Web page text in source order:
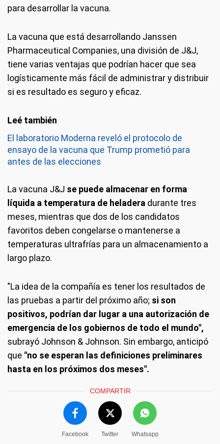
para desarrollar la vacuna.
La vacuna que está desarrollando Janssen
Pharmaceutical Companies, una división de J&J,
tiene varias ventajas que podrían hacer que sea
logísticamente más fácil de administrar y distribuir
si es resultado es seguro y eficaz.
El laboratorio Moderna reveló el protocolo de
ensayo de la vacuna que Trump prometió para
antes de las elecciones
La vacuna J&J se puede almacenar en forma
líquida a temperatura de heladera durante tres
meses, mientras que dos de los candidatos
favoritos deben congelarse o mantenerse a
temperaturas ultrafrías para un almacenamiento a
largo plazo.
"La idea de la compañía es tener los resultados de
las pruebas a partir del próximo año; si son
positivos, podrían dar lugar a una autorización de
emergencia de los gobiernos de todo el mundo",
subrayó Johnson & Johnson. Sin embargo, anticipó
que "no se esperan las definiciones preliminares
hasta en los próximos dos meses".
COMPARTIR
Facebook Twitter Whatsapp